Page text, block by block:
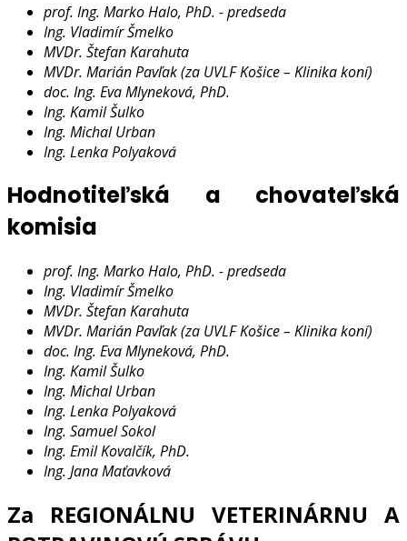
prof. Ing. Marko Halo, PhD. - predseda
Ing. Vladimír Šmelko
MVDr. Štefan Karahuta
MVDr. Marián Pavľak (za UVLF Košice – Klinika koní)
doc. Ing. Eva Mlyneková, PhD.
Ing. Kamil Šulko
Ing. Michal Urban
Ing. Lenka Polyaková
Hodnotiteľská a chovateľská
komisia
prof. Ing. Marko Halo, PhD. - predseda
Ing. Vladimír Šmelko
MVDr. Štefan Karahuta
MVDr. Marián Pavľak (za UVLF Košice – Klinika koní)
doc. Ing. Eva Mlyneková, PhD.
Ing. Kamil Šulko
Ing. Michal Urban
Ing. Lenka Polyaková
Ing. Samuel Sokol
Ing. Emil Kovalčík, PhD.
Ing. Jana Maťavková
Za REGIONÁLNU VETERINÁRNU A